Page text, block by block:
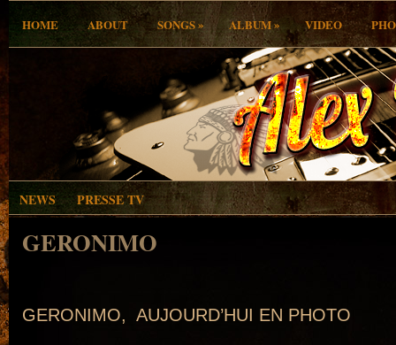
HOME ABOUT SONGS» ALBUM» VIDEO
NEWS PRESSE TV
GERONIMO
GERONIMO, AUJOURD’HUI EN PHOTO